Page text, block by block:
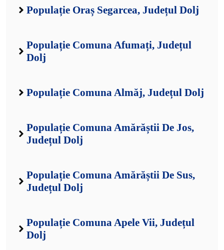
Populație Oraș Segarcea, Județul Dolj
Populație Comuna Afumați, Județul
Dolj
Populație Comuna Almăj, Județul Dolj
Populație Comuna Amărăștii De Jos,
Județul Dolj
Populație Comuna Amărăștii De Sus,
Județul Dolj
Populație Comuna Apele Vii, Județul
Dolj